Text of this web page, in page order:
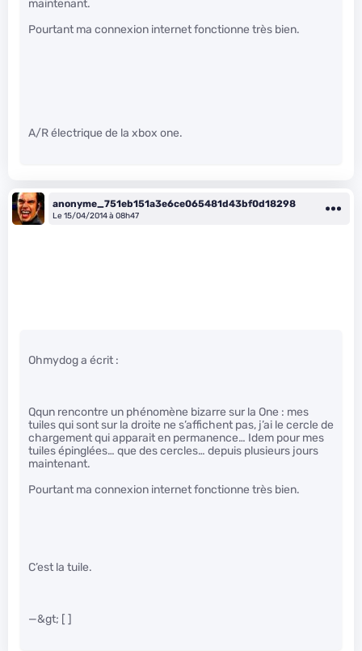
maintenant.
Pourtant ma connexion internet fonctionne très bien.
A/R électrique de la xbox one.
anonyme_751eb151a3e6ce065481d43bf0d18298
Le 15/04/2014 à 08h47
Ohmydog a écrit :
Qqun rencontre un phénomène bizarre sur la One : mes
tuiles qui sont sur la droite ne s’affichent pas, j’ai le cercle de
chargement qui apparait en permanence… Idem pour mes
tuiles épinglées… que des cercles… depuis plusieurs jours
maintenant.
Pourtant ma connexion internet fonctionne très bien.
C’est la tuile.
—&gt; [ ]